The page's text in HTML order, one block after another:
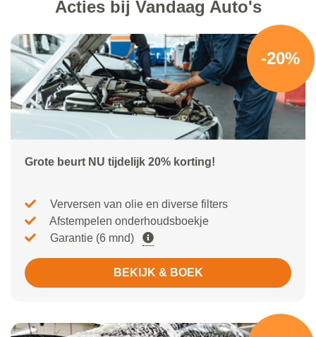
Acties bij Vandaag Auto's
-20%
Grote beurt NU tijdelijk 20% korting!
Verversen van olie en diverse filters
Afstempelen onderhoudsboekje
Garantie (6 mnd)
BEKIJK & BOEK